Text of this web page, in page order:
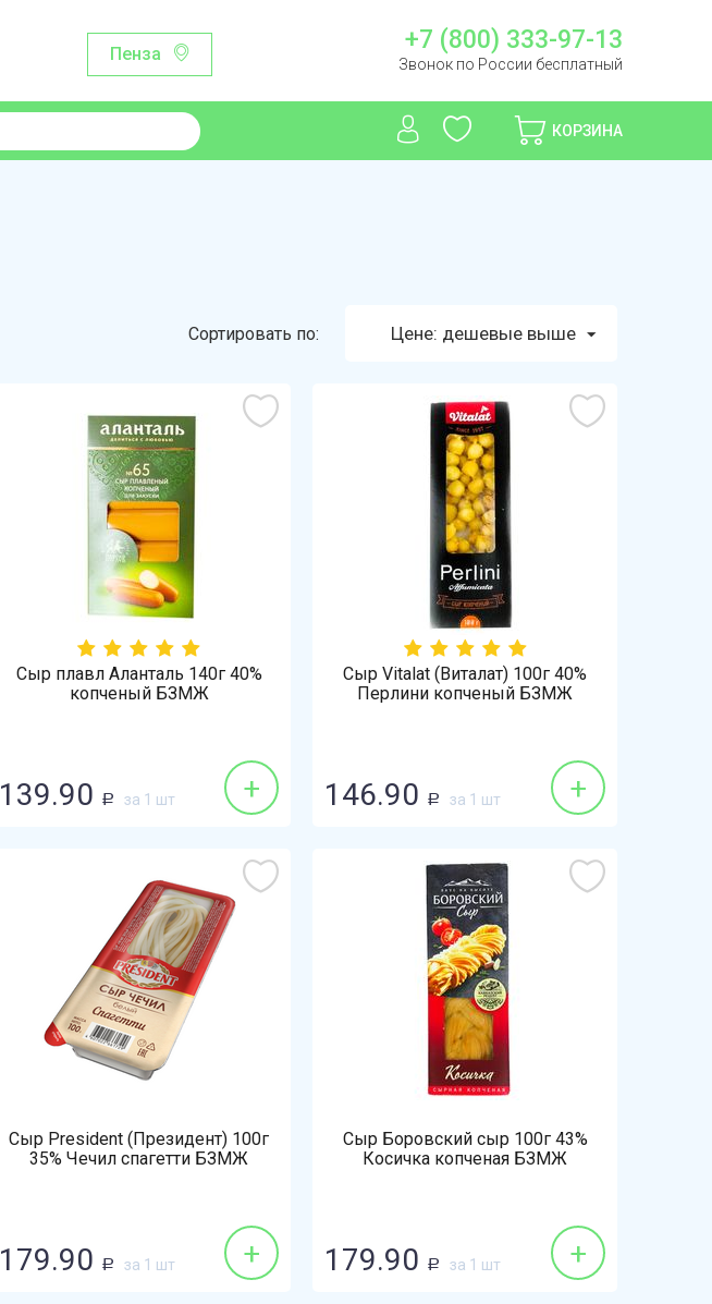
Пенза +7 (800) 333-97-13
Звонок по России бесплатный
КОРЗИНА
Сортировать по: Цене: дешевые выше
Сыр плавл Аланталь 140г 40%
копченый БЗМЖ
139.90 Р за 1 шт +
Сыр Vitalat (Виталат) 100г 40%
Перлини копченый БЗМЖ
146.90 Р за 1 шт +
Сыр President (Президент) 100г
35% Чечил спагетти БЗМЖ
179.90 Р за 1 шт +
Сыр Боровский сыр 100г 43%
Косичка копченая БЗМЖ
179.90 Р за 1 шт +